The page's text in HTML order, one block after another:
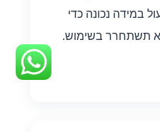
במידה נכונה כדי
תשתחרר בשימוש.